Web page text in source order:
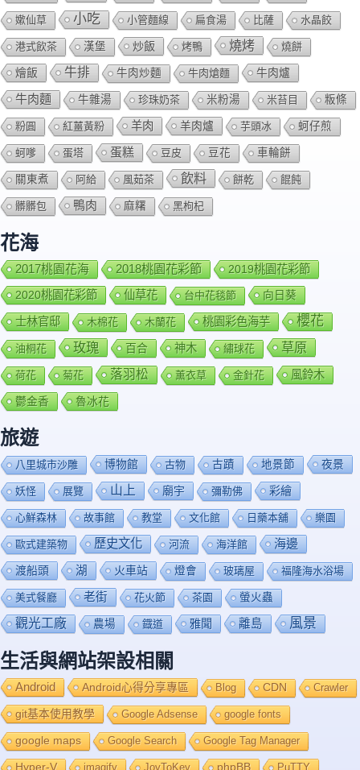
嫰仙草 小吃 小管麵線 扁食湯 比薩 水晶餃
港式飲茶 漢堡 炒飯 烤鴨 燒烤 燒餅
燴飯 牛排 牛肉炒麵 牛肉熗麵 牛肉爐
牛肉麵 牛雜湯 珍珠奶茶 米粉湯 米苔目 粄條
粉圓 紅薑黃粉 羊肉 羊肉爐 芋頭冰 蚵仔煎
蚵嗲 蛋塔 蛋糕 豆皮 豆花 車輪餅
關東煮 阿給 風茹茶 飲料 餅乾 餛飩
髒髒包 鴨肉 麻糬 黑枸杞
花海
2017桃園花海 2018桃園花彩節
2019桃園花彩節
2020桃園花彩節
仙草花 台中花毯節 向日葵
士林官邸 木棉花 木蘭花 桃園彩色海芋 櫻花
油桐花 玫瑰 百合 神木 繡球花 草原
荷花 菊花 落羽松 薰衣草 金針花 風鈴木
鬱金香 魯冰花
旅遊
八里城市沙雕 博物館 古物 古蹟 地景節 夜景
妖怪 展覽 山上 廟宇 彌勒佛 彩繪
心鮮森林 故事館 教堂 文化館 日藥本舖 樂園
歐式建築物 歷史文化 河流 海洋館 海邊
渡船頭 湖 火車站 燈會 玻璃屋 福隆海水浴場
美式餐廳 老街 花火節 茶園 螢火蟲
觀光工廠 農場 鐡道 雅聞 離島 風景
生活與網站架設相關
Android Android心得分享專區 Blog CDN Crawler
git基本使用教學 Google Adsense google fonts
google maps Google Search Google Tag Manager
Hyper-V imagify JoyToKey phpBB PuTTY